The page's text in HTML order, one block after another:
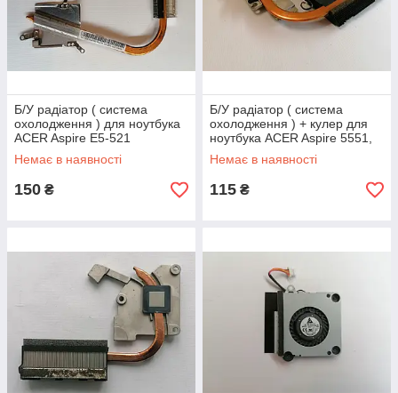
Б/У радіатор ( система
охолодження ) для ноутбука
ACER Aspire E5-521
Немає в наявності
150 ₴
Б/У радіатор ( система
охолодження ) + кулер для
ноутбука ACER Aspire 5551,
5551G, 5552, 5552G
Немає в наявності
115 ₴